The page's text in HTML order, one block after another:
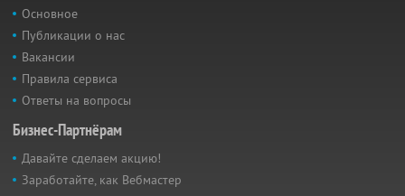
Основное
Публикации о нас
Вакансии
Правила сервиса
Ответы на вопросы
Бизнес-Партнёрам
Давайте сделаем акцию!
Заработайте, как Вебмастер